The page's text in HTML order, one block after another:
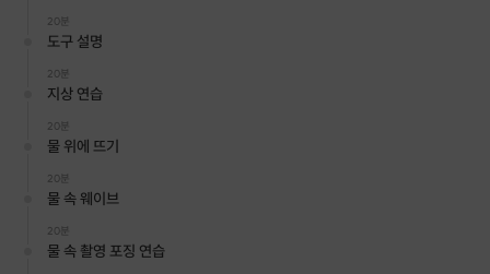
20분
도구 설명
20분
지상 연습
20분
물 위에 뜨기
20분
물 속 웨이브
20분
물 속 촬영 포징 연습